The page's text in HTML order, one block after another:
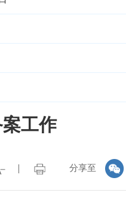
工作
分享至